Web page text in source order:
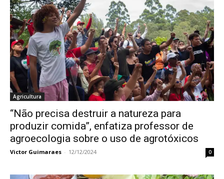
Agricultura
“Não precisa destruir a natureza para
produzir comida”, enfatiza professor de
agroecologia sobre o uso de agrotóxicos
Victor Guimaraes - 12/12/2024 0